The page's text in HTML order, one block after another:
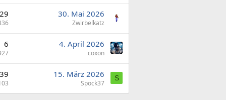
29 30. Mai 2026
Zwirbelkatz
6 4. April 2026
coxon
39 15. März 2026
Spock37
S